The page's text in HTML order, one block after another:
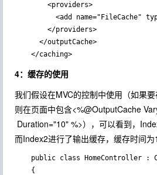
        <providers>
<add name="FileCache"
        </providers>
      </outputCache>
    </caching>
4：缓存的使用
我们假设在MVC的控制中使用（如果要
则在页面中包含<%@OutputCache
Duration="10" %>），可以看到，
而Index2进行了输出缓存，缓存时间为
public class HomeController :
    {